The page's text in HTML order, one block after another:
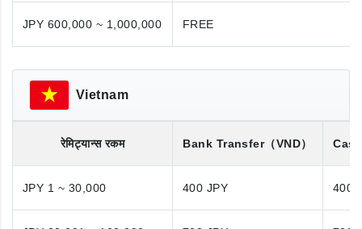
JPY 600,000 ~ 1,000,000 FREE
Vietnam
रेमिट्यान्स रकम Bank Transfer（VND）
JPY 1 ~ 30,000 400 JPY 400